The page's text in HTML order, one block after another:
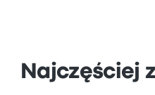
Najczęściej